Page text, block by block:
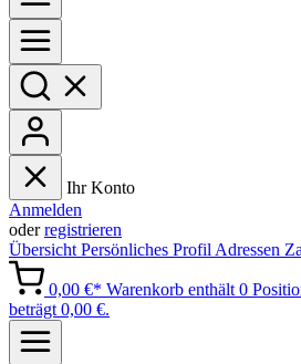
Ihr Konto
Anmelden
oderregistrieren
Übersicht Persönliches Profil Adressen
0,00 €* Warenkorb enthält 0
beträgt 0,00 €.